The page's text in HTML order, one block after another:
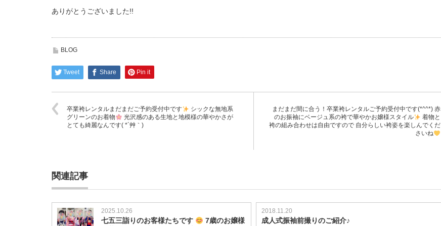
ありがとうございました!!
BLOG
Tweet Share Pin it
卒業袴レンタルまだまだご予約受付中です
シックな無地系
グリーンのお着物
光沢感のある生地と地模様の華やかさが
とても綺麗なんです( *´艸｀)
まだまだ間に合う！卒業袴レンタルご予約受付中です(*^^*) 赤
のお振袖にベージュ系の袴で華やかお嬢様スタイル
着物と
袴の組み合わせは自由ですので 自分らしい袴姿を楽しんでくだ
さいね
関連記事
2025.10.26
七五三詣りのお客様たちです
7歳のお嬢様
2018.11.20
成人式振袖前撮りのご紹介♪